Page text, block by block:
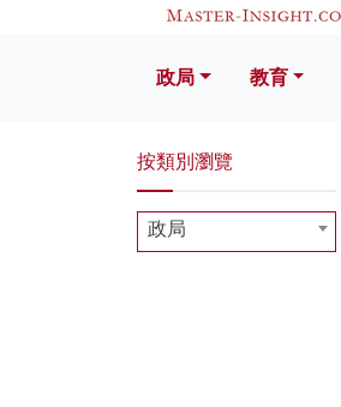
政局 教育
按類別瀏覽
政局